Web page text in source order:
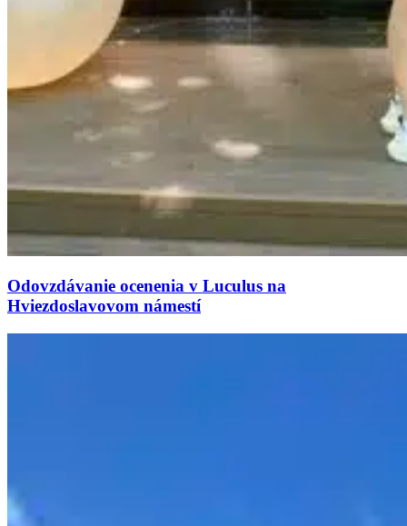
Odovzdávanie ocenenia v Luculus na
Hviezdoslavovom námestí